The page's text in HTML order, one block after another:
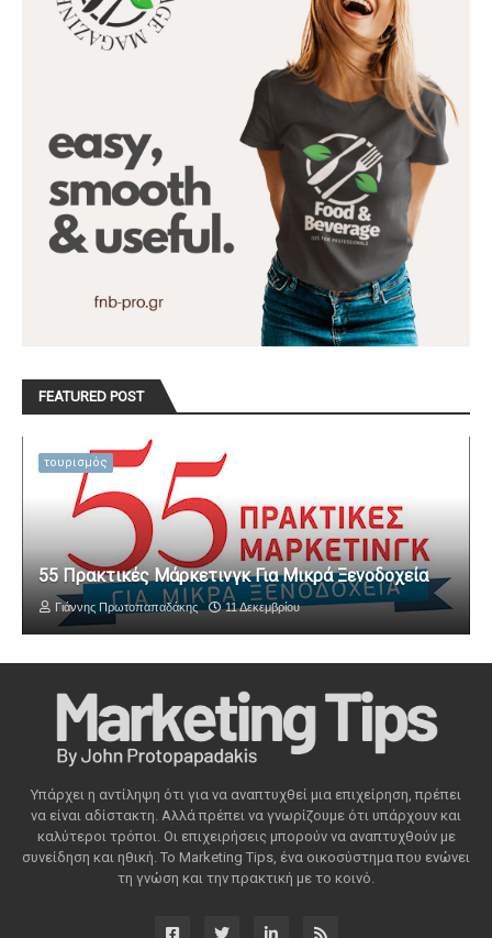
FEATURED POST
τουρισμός
55 Πρακτικές Μάρκετινγκ Για Μικρά Ξενοδοχεία
Γιάννης Πρωτοπαπαδάκης 11 Δεκεμβρίου
Υπάρχει η αντίληψη ότι για να αναπτυχθεί μια επιχείρηση, πρέπει
να είναι αδίστακτη. Αλλά πρέπει να γνωρίζουμε ότι υπάρχουν και
καλύτεροι τρόποι. Οι επιχειρήσεις μπορούν να αναπτυχθούν με
συνείδηση ​​και ηθική. Το Marketing Tips, ένα οικοσύστημα που ενώνει
τη γνώση και την πρακτική με το κοινό.